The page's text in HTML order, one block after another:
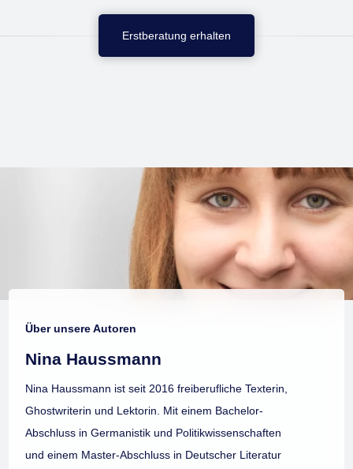
Erstberatung erhalten
Über unsere Autoren
Nina Haussmann
Nina Haussmann ist seit 2016 freiberufliche Texterin,
Ghostwriterin und Lektorin. Mit einem Bachelor-
Abschluss in Germanistik und Politikwissenschaften
und einem Master-Abschluss in Deutscher Literatur